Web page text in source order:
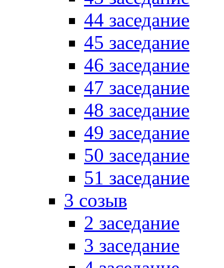
44 заседание
45 заседание
46 заседание
47 заседание
48 заседание
49 заседание
50 заседание
51 заседание
3 созыв
2 заседание
3 заседание